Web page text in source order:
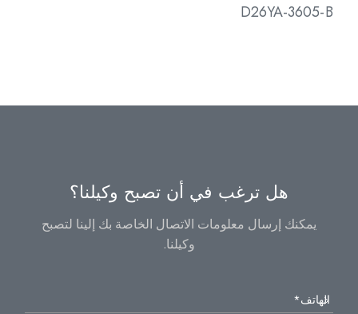
D26YA-3605-B
هل ترغب في أن تصبح وكيلنا؟
يمكنك إرسال معلومات الاتصال الخاصة بك إلينا لتصبح
وكيلنا.